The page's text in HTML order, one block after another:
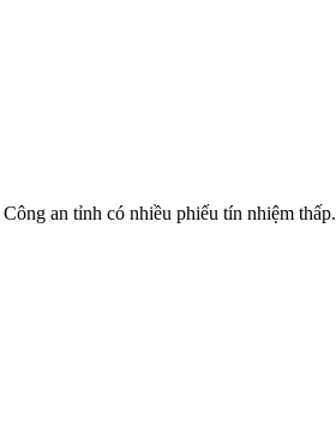
an tỉnh có nhiều phiếu tín nhiệm thấp.